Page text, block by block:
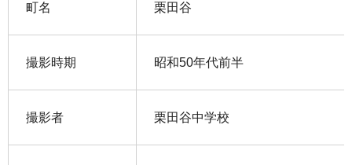
町名 栗田谷
撮影時期 昭和50年代前半
撮影者 栗田谷中学校